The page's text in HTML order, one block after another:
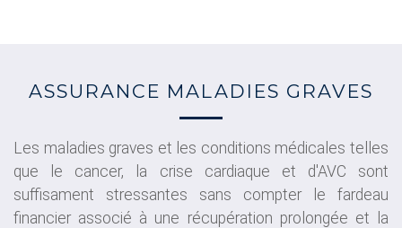
ASSURANCE MALADIES GRAVES
Les maladies graves et les conditions médicales telles
que le cancer, la crise cardiaque et d'AVC sont
suffisament stressantes sans compter le fardeau
financier associé à une récupération prolongée et la